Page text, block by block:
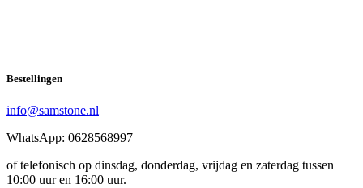
Bestellingen
info@samstone.nl
WhatsApp: 0628568997
of telefonisch op dinsdag, donderdag, vrijdag en zaterdag tussen
10:00 uur en 16:00 uur.